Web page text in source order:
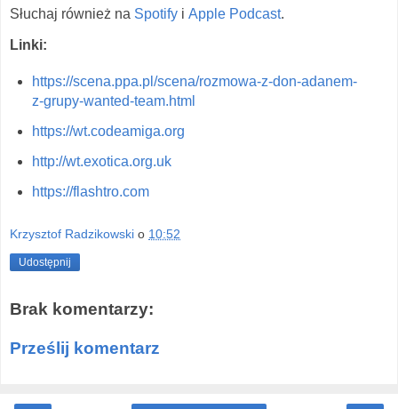
Słuchaj również na Spotify i Apple Podcast.
Linki:
https://scena.ppa.pl/scena/rozmowa-z-don-adanem-
z-grupy-wanted-team.html
https://wt.codeamiga.org
http://wt.exotica.org.uk
https://flashtro.com
Krzysztof Radzikowski o 10:52
Udostępnij
Brak komentarzy:
Prześlij komentarz